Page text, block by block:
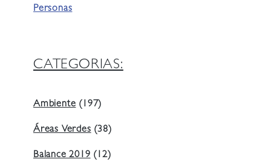
Personas
CATEGORIAS:
Ambiente (197)
Áreas Verdes (38)
Balance 2019 (12)